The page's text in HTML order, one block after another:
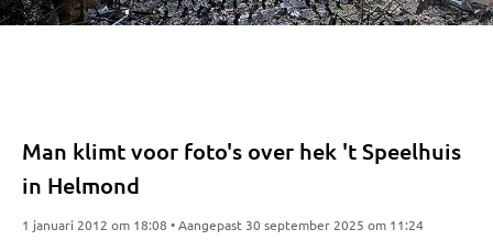
Man klimt voor foto's over hek 't Speelhuis
in Helmond
1 januari 2012 om 18:08 • Aangepast 30 september 2025 om 11:24